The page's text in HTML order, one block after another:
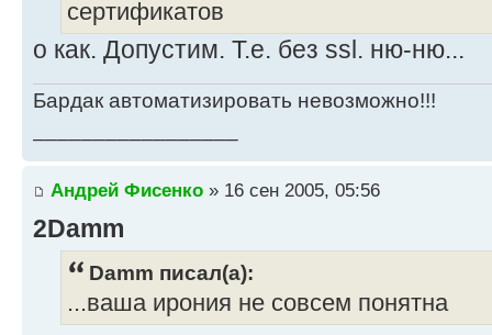
сертификатов
о как. Допустим. Т.е. без ssl. ню-ню...
Бардак автоматизировать невозможно!!!
Андрей Фисенко » 16 сен 2005, 05:56
2Damm
Damm писал(а):
...ваша ирония не совсем понятна